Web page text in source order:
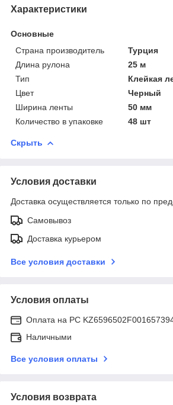
Характеристики
Основные
Страна производитель
Турция
Длина рулона
25 м
Тип
Клейкая
Цвет
Черный
Ширина ленты
50 мм
Количество в упаковке
48 шт
Скрыть
Условия доставки
Доставка осуществляется только по
Самовывоз
Доставка курьером
Все условия доставки
Условия оплаты
Оплата на РС
Наличными
Все условия оплаты
Условия возврата